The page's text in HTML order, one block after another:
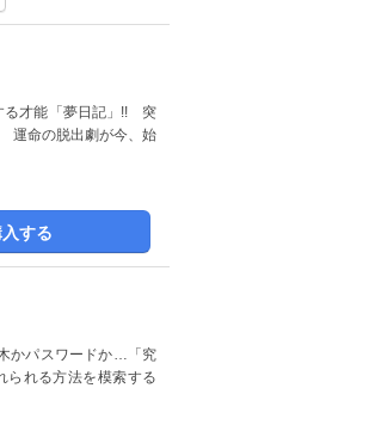
る才能「夢日記」!! 突
運命の脱出劇が今、始
する
かパスワードか…「究
れる方法を模索する